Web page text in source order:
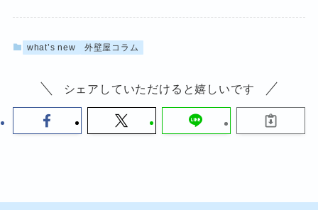
what’s new 外壁屋コラム
シェアしていただけると嬉しいです